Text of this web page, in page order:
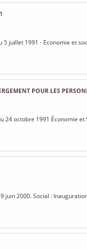
5 juillet 1991 - Economie et
POUR LES
24 octobre 1991 Économie
juin 2000. Social :